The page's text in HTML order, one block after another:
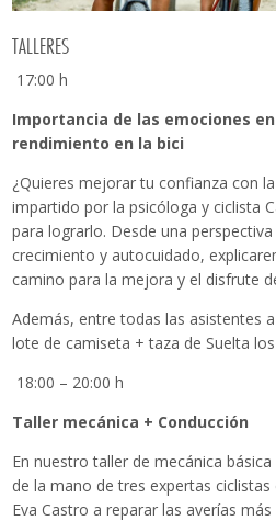
TALLERES
17:00 h
Importancia de las emociones
rendimiento en la bici
¿Quieres mejorar tu confianza con
impartido por la psicóloga y ciclista
para lograrlo. Desde una
crecimiento y autocuidado,
camino para la mejora y el disfrute
Además, entre todas las asistentes
lote de camiseta + taza de Suelta
18:00 – 20:00 h
Taller mecánica + Conducción
En nuestro taller de mecánica
de la mano de tres expertas
Eva Castro a reparar las averías